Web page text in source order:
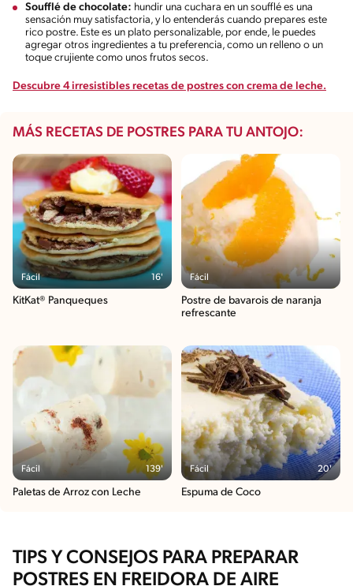
Soufflé de chocolate: hundir una cuchara en un soufflé es una
sensación muy satisfactoria, y lo entenderás cuando prepares este
rico postre. Este es un plato personalizable, por ende, le puedes
agregar otros ingredientes a tu preferencia, como un relleno o un
toque crujiente como unos frutos secos.
Descubre 4 irresistibles recetas de postres con crema de leche.
MÁS RECETAS DE POSTRES PARA TU ANTOJO:
Fácil 16'
KitKat® Panqueques
Fácil
Postre de bavarois de naranja
refrescante
Fácil 139'
Paletas de Arroz con Leche
Fácil 20'
Espuma de Coco
TIPS Y CONSEJOS PARA PREPARAR
POSTRES EN FREIDORA DE AIRE